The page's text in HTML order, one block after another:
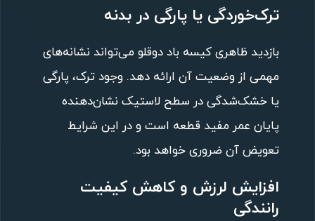
ترک‌خوردگی یا پارگی در بدنه
بازدید ظاهری کیسه باد دوقلو می‌تواند نشانه‌های
مهمی از وضعیت آن ارائه دهد. وجود ترک، پارگی
یا خشک‌شدگی در سطح لاستیک نشان‌دهنده
پایان عمر مفید قطعه است و در این شرایط
تعویض آن ضروری خواهد بود.
افزایش لرزش و کاهش کیفیت
رانندگی